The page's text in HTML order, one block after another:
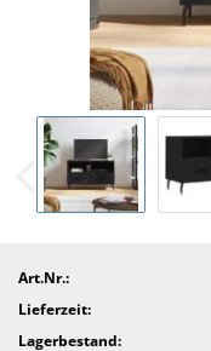
Art.Nr.:
Lieferzeit:
Lagerbestand: